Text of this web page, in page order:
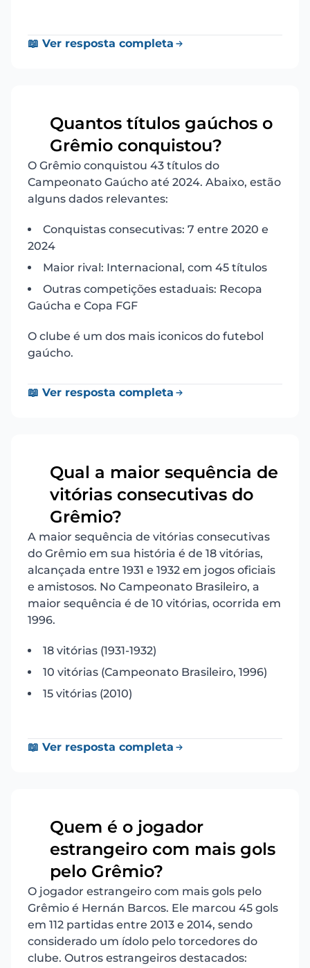
📖 Ver resposta completa
Quantos títulos gaúchos o
Grêmio conquistou?
O Grêmio conquistou 43 títulos do
Campeonato Gaúcho até 2024. Abaixo, estão
alguns dados relevantes:
Conquistas consecutivas: 7 entre 2020 e
2024
Maior rival: Internacional, com 45 títulos
Outras competições estaduais: Recopa
Gaúcha e Copa FGF
O clube é um dos mais iconicos do futebol
gaúcho.
📖 Ver resposta completa
Qual a maior sequência de
vitórias consecutivas do
Grêmio?
A maior sequência de vitórias consecutivas
do Grêmio em sua história é de 18 vitórias,
alcançada entre 1931 e 1932 em jogos oficiais
e amistosos. No Campeonato Brasileiro, a
maior sequência é de 10 vitórias, ocorrida em
1996.
18 vitórias (1931-1932)
10 vitórias (Campeonato Brasileiro, 1996)
15 vitórias (2010)
📖 Ver resposta completa
Quem é o jogador
estrangeiro com mais gols
pelo Grêmio?
O jogador estrangeiro com mais gols pelo
Grêmio é Hernán Barcos. Ele marcou 45 gols
em 112 partidas entre 2013 e 2014, sendo
considerado um ídolo pelo torcedores do
clube. Outros estrangeiros destacados: